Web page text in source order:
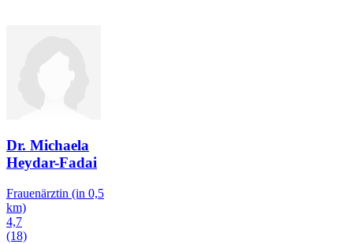
Dr. Michaela
Heydar-Fadai
Frauenärztin (in 0,5
km)
4,7
(18)